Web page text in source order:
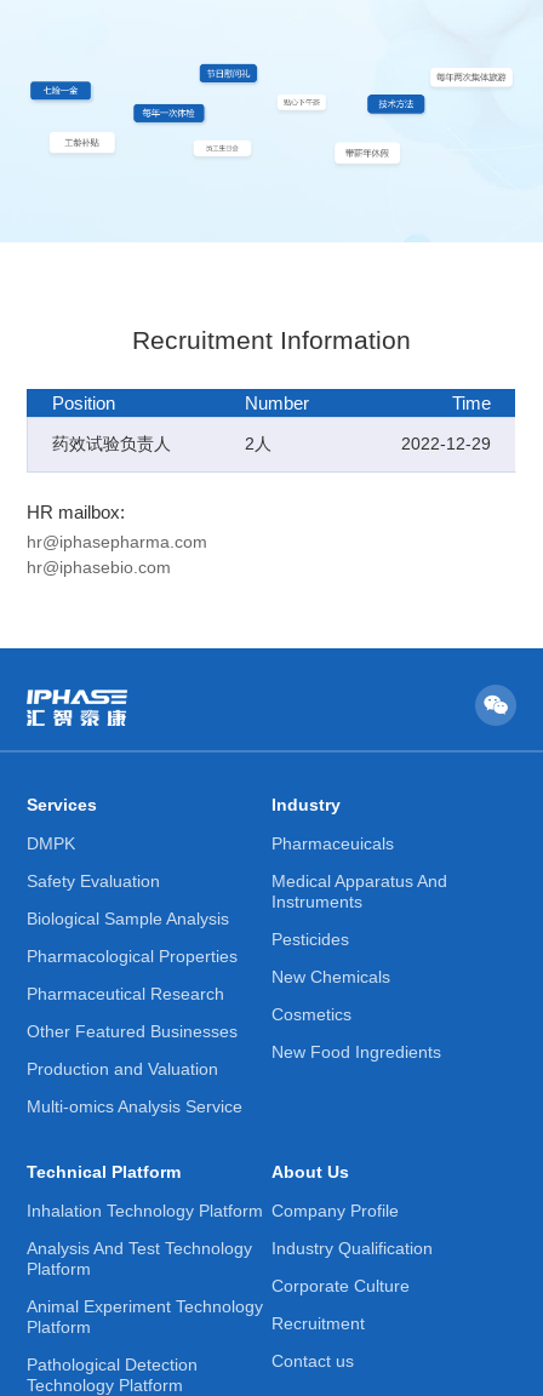
Recruitment Information
Position Number Time
药效试验负责人 2人 2022-12-29
岗位职责
1、全面负责专题研究工作的运行管理，负责试验的组织与
域内的符合性和先进性；
3、不断完善部门相关SOP等技术文件以及与试验相关的各
4、有效开展部门职员培训和再培训，确保各类人员（不限
于本部人员）掌握岗位所需的技术要求；
5、参与项目前期的洽谈与设计；
6、负责部门仪器设备的采购申请、拟制技术要求、参与寻
找和评价供应商以及验收工作；
7、应对委托方以及药品监管机构的认证或检查。
任职资格
1、具有临床医学、药理学、病理学等相关专业背景的博士
学历或硕士有相关疾病模型研究经验；在神经科学、心血
动物疾病模型研究与应用的经验，熟悉相关模型的建立和
评价；
2、Office熟练，掌握基本的统计学原理和基础统计方法，
具备收集、分析相关专业信息，以及撰写有关文件和专业
写作能力，英语CET六级及良好的英文交流能力；
3、具有良好的科研背景、研究经验，负责或全程参加过药
HR mailbox:
hr@iphasepharma.com
hr@iphasebio.com
Services
DMPK
Safety Evaluation
Biological Sample Analysis
Pharmacological Properties
Pharmaceutical Research
Other Featured Businesses
Production and Valuation
Multi-omics Analysis Service
Industry
Pharmaceuicals
Medical Apparatus And
Instruments
Pesticides
New Chemicals
Cosmetics
New Food Ingredients
Technical Platform
Inhalation Technology Platform
Analysis And Test Technology
Platform
Animal Experiment Technology
Platform
Pathological Detection
Technology Platform
About Us
Company Profile
Industry Qualification
Corporate Culture
Recruitment
Contact us